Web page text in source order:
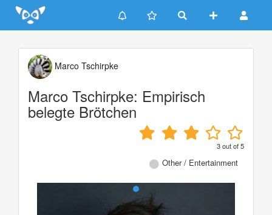
Update cookies preferences
Marco Tschirpke
Marco Tschirpke: Empirisch
belegte Brötchen
3out of5
Other / Entertainment